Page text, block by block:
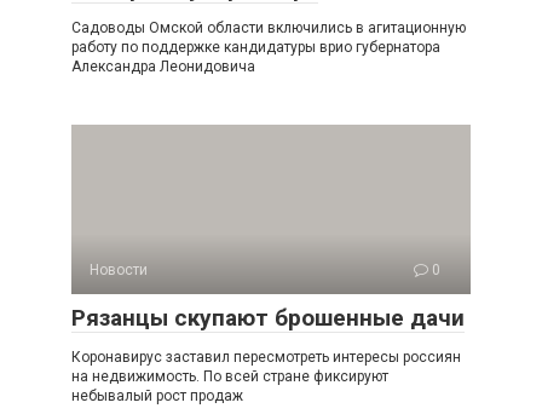
Садоводы Омской области включились в агитационную
работу по поддержке кандидатуры врио губернатора
Александра Леонидовича
Новости 0
Рязанцы скупают брошенные дачи
Коронавирус заставил пересмотреть интересы россиян
на недвижимость. По всей стране фиксируют
небывалый рост продаж